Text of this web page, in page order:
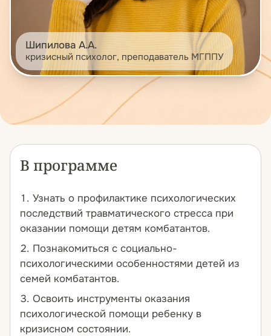
Шипилова А.А.
кризисный психолог, преподаватель МГППУ
В программе
Узнать о профилактике психологических
последствий травматического стресса при
оказании помощи детям комбатантов.
Познакомиться с социально-
психологическими особенностями детей из
семей комбатантов.
Освоить инструменты оказания
психологической помощи ребенку в
кризисном состоянии.